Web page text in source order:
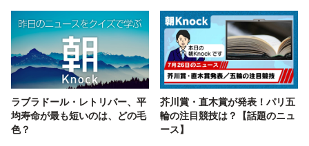
ラブラドール・レトリバー、平
均寿命が最も短いのは、どの毛
色？
芥川賞・直木賞が発表！パリ五
輪の注目競技は？【話題のニュ
ース】